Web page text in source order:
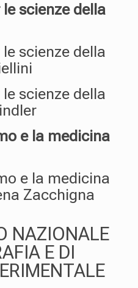
le scienze della
scienze della
scienze della
e la medicina
e la medicina
Zacchigna
NAZIONALE
E DI